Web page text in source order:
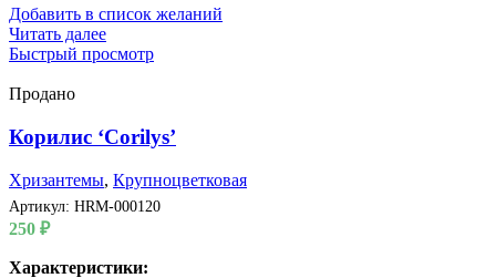
Добавить в список желаний
Читать далее
Быстрый просмотр
Продано
Корилис ‘Corilys’
Хризантемы, Крупноцветковая
Артикул: HRM-000120
250 ₽
Характеристики: